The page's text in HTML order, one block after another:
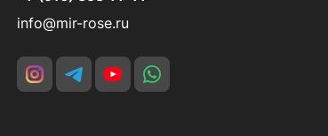
info@mir-rose.ru